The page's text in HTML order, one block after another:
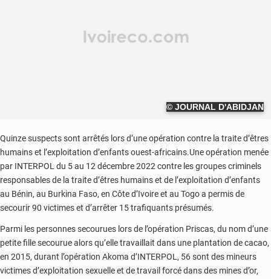
© JOURNAL D'ABIDJAN
Quinze suspects sont arrêtés lors d’une opération contre la traite d’êtres
humains et l’exploitation d’enfants ouest-africains.Une opération menée
par INTERPOL du 5 au 12 décembre 2022 contre les groupes criminels
responsables de la traite d’êtres humains et de l’exploitation d’enfants
au Bénin, au Burkina Faso, en Côte d’Ivoire et au Togo a permis de
secourir 90 victimes et d’arrêter 15 trafiquants présumés.
Parmi les personnes secourues lors de l’opération Priscas, du nom d’une
petite fille secourue alors qu’elle travaillait dans une plantation de cacao,
en 2015, durant l’opération Akoma d’INTERPOL, 56 sont des mineurs
victimes d’exploitation sexuelle et de travail forcé dans des mines d’or,